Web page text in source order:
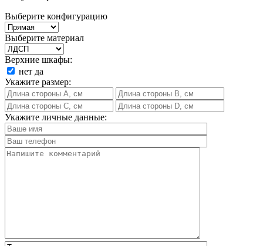
Выберите конфигурацию
Выберите материал
Верхние шкафы:
нет да
Укажите размер:
Укажите личные данные: